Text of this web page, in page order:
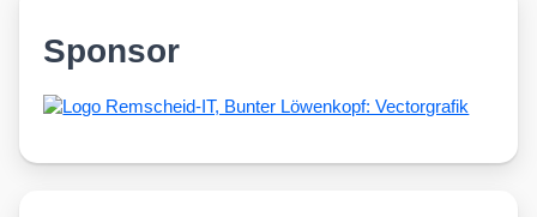
Sponsor